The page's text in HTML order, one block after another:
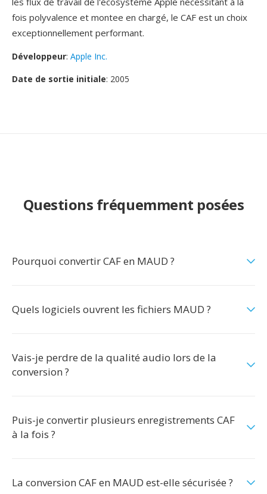
fois polyvalence et montee en chargé, le CAF est un choix
exceptionnellement performant.
Développeur: Apple Inc.
Date de sortie initiale: 2005
Questions fréquemment posées
Pourquoi convertir CAF en MAUD ?
Quels logiciels ouvrent les fichiers MAUD ?
Vais-je perdre de la qualité audio lors de la
conversion ?
Puis-je convertir plusieurs enregistrements CAF
à la fois ?
La conversion CAF en MAUD est-elle sécurisée ?